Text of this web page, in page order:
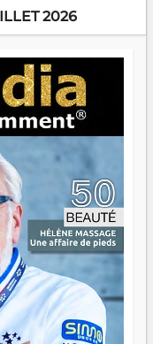
de décrocher le
Elia rafle le Prix
oui, on pourrait
satisfait. Mais ce
La fougue, ça
Une flamme sans
consumer. C'est
pour reprendre le
récifs. Les jeunes
comme on dit. Ce
c'est une question
aussi vos échecs.
mieux que
la barque avance.
rame dans le
2026